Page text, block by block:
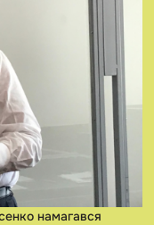
намагався